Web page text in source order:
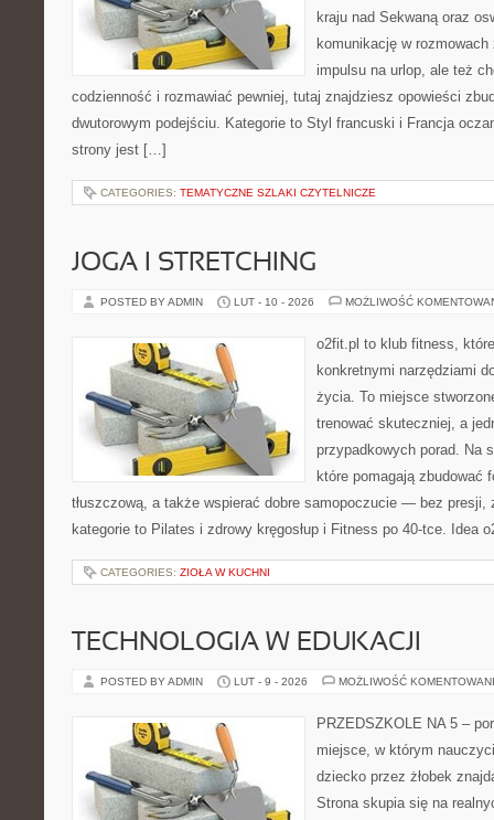
kraju nad Sekwaną oraz
komunikację w
impulsu na urlop, ale też
codzienność i rozmawiać pewniej, tutaj znajdziesz opowieści
dwutorowym podejściu. Kategorie to Styl francuski i Francja
strony jest […]
CATEGORIES: TEMATYCZNE SZLAKI CZYTELNICZE
JOGA I STRETCHING
POSTED BY ADMIN LUT - 10 - 2026 MOŻLIWOŚĆ
o2fit.pl to klub fitness,
konkretnymi narzędziami
życia. To miejsce
trenować skuteczniej, a
przypadkowych porad. Na
które pomagają zbudować
tłuszczową, a także wspierać dobre samopoczucie — bez presji,
kategorie to Pilates i zdrowy kręgosłup i Fitness po 40-tce. Idea
CATEGORIES: ZIOŁA W KUCHNI
TECHNOLOGIA W EDUKACJI
POSTED BY ADMIN LUT - 9 - 2026 MOŻLIWOŚĆ
PRZEDSZKOLE NA 5 –
miejsce, w którym
dziecko przez żłobek
Strona skupia się na